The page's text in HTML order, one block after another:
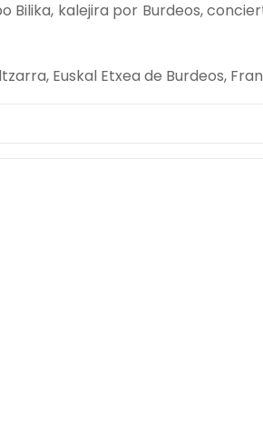
Bilika, kalejira por Burdeos,
Euskal Etxea de Burdeos,